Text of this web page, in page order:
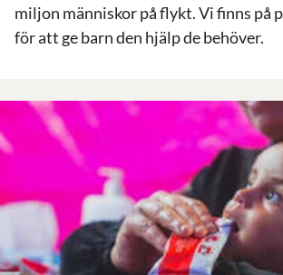
miljon människor på flykt. Vi finns på
för att ge barn den hjälp de behöver.